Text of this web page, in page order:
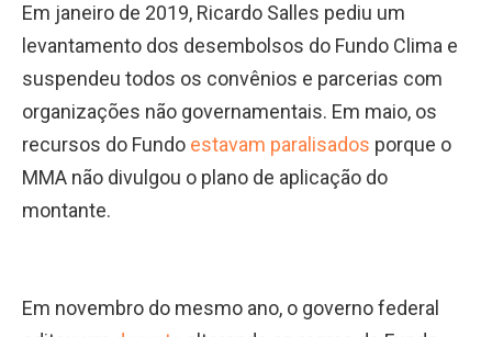
Em janeiro de 2019, Ricardo Salles pediu um
levantamento dos desembolsos do Fundo Clima e
suspendeu todos os convênios e parcerias com
organizações não governamentais. Em maio, os
recursos do Fundo estavam paralisados porque o
MMA não divulgou o plano de aplicação do
montante.
Em novembro do mesmo ano, o governo federal